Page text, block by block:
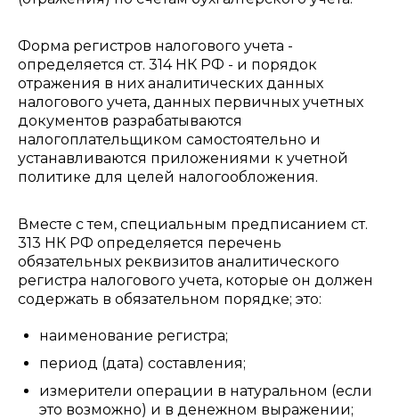
Форма регистров налогового учета -
определяется ст. 314 НК РФ - и порядок
отражения в них аналитических данных
налогового учета, данных первичных учетных
документов разрабатываются
налогоплательщиком самостоятельно и
устанавливаются приложениями к учетной
политике для целей налогообложения.
Вместе с тем, специальным предписанием ст.
313 НК РФ определяется перечень
обязательных реквизитов аналитического
регистра налогового учета, которые он должен
содержать в обязательном порядке; это:
наименование регистра;
период (дата) составления;
измерители операции в натуральном (если
это возможно) и в денежном выражении;